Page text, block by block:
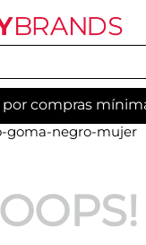
compras
goma-negro-mujer
OOPS!